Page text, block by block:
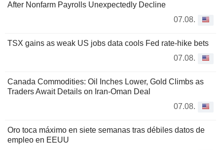
After Nonfarm Payrolls Unexpectedly Decline
07.08.
TSX gains as weak US jobs data cools Fed rate-hike bets
07.08.
Canada Commodities: Oil Inches Lower, Gold Climbs as
Traders Await Details on Iran-Oman Deal
07.08.
Oro toca máximo en siete semanas tras débiles datos de
empleo en EEUU